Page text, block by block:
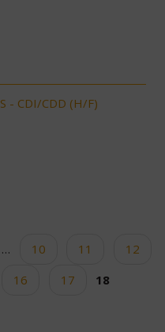
- CDI/CDD (H/F)
… 10 11
12
16 17 18